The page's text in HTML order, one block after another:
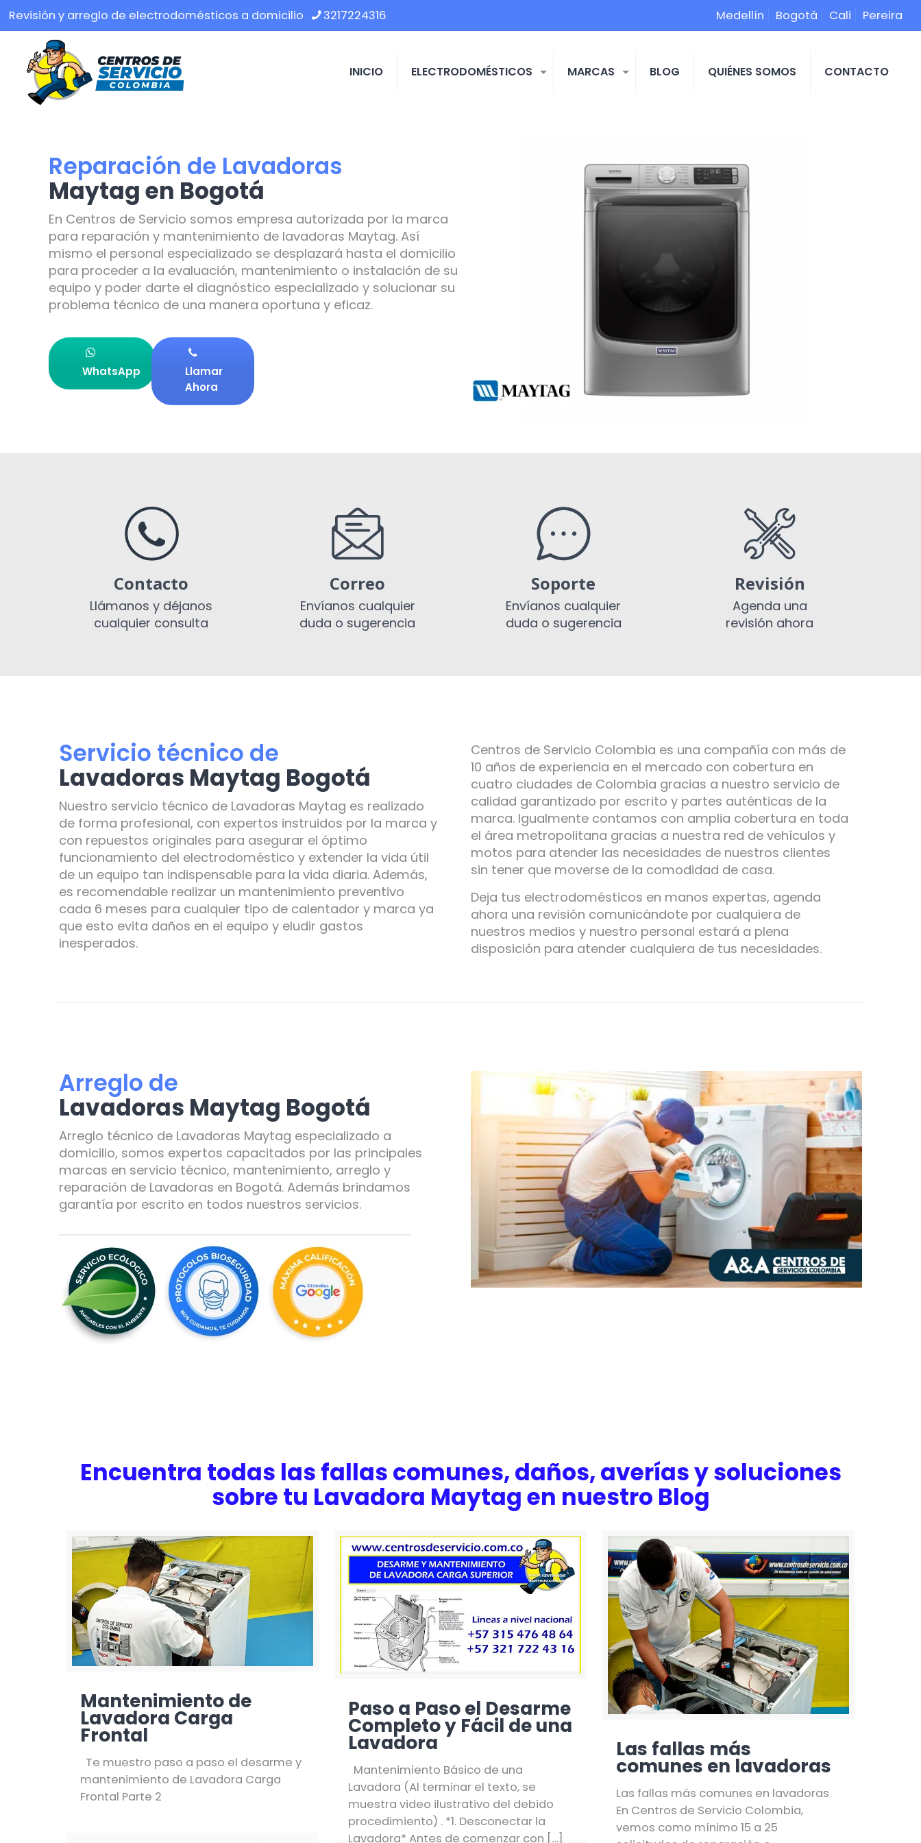
Revisión y arreglo de electrodomésticos a domicilio 3217224316 Medellín Bogotá Cali Pereira
INICIO ELECTRODOMÉSTICOS MARCAS BLOG QUIÉNES SOMOS CONTACTO
Reparación de Lavadoras
Maytag en Bogotá
En Centros de Servicio somos empresa autorizada por la marca
para reparación y mantenimiento de lavadoras Maytag. Así
mismo el personal especializado se desplazará hasta el domicilio
para proceder a la evaluación, mantenimiento o instalación de su
equipo y poder darte el diagnóstico especializado y solucionar su
problema técnico de una manera oportuna y eficaz.
WhatsApp
Llamar
Ahora
Contacto
Llámanos y déjanos
cualquier consulta
Correo
Envíanos cualquier
duda o sugerencia
Soporte
Envíanos cualquier
duda o sugerencia
Revisión
Agenda una
revisión ahora
Servicio técnico de
Lavadoras Maytag Bogotá
Nuestro servicio técnico de Lavadoras Maytag es realizado
de forma profesional, con expertos instruidos por la marca y
con repuestos originales para asegurar el óptimo
funcionamiento del electrodoméstico y extender la vida útil
de un equipo tan indispensable para la vida diaria. Además,
es recomendable realizar un mantenimiento preventivo
cada 6 meses para cualquier tipo de calentador y marca ya
que esto evita daños en el equipo y eludir gastos
inesperados.
Centros de Servicio Colombia es una compañía con más de
10 años de experiencia en el mercado con cobertura en
cuatro ciudades de Colombia gracias a nuestro servicio de
calidad garantizado por escrito y partes auténticas de la
marca. Igualmente contamos con amplia cobertura en toda
el área metropolitana gracias a nuestra red de vehículos y
motos para atender las necesidades de nuestros clientes
sin tener que moverse de la comodidad de casa.
Deja tus electrodomésticos en manos expertas, agenda
ahora una revisión comunicándote por cualquiera de
nuestros medios y nuestro personal estará a plena
disposición para atender cualquiera de tus necesidades.
Arreglo de
Lavadoras Maytag Bogotá
Arreglo técnico de Lavadoras Maytag especializado a
domicilio, somos expertos capacitados por las principales
marcas en servicio técnico, mantenimiento, arreglo y
reparación de Lavadoras en Bogotá. Además brindamos
garantía por escrito en todos nuestros servicios.
Encuentra todas las fallas comunes, daños, averías y soluciones
sobre tu Lavadora Maytag en nuestro Blog
Mantenimiento de
Lavadora Carga
Frontal
Te muestro paso a paso el desarme y
mantenimiento de Lavadora Carga
Frontal Parte 2
Paso a Paso el Desarme
Completo y Fácil de una
Lavadora
Mantenimiento Básico de una
Lavadora (Al terminar el texto, se
muestra video ilustrativo del debido
procedimiento) . *1. Desconectar la
Lavadora* Antes de comenzar con […]
Las fallas más
comunes en lavadoras
Las fallas más comunes en lavadoras
En Centros de Servicio Colombia,
vemos como mínimo 15 a 25